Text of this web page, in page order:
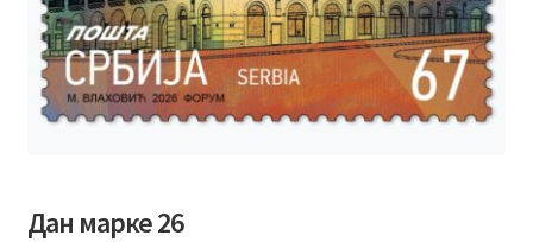
Дан марке 26